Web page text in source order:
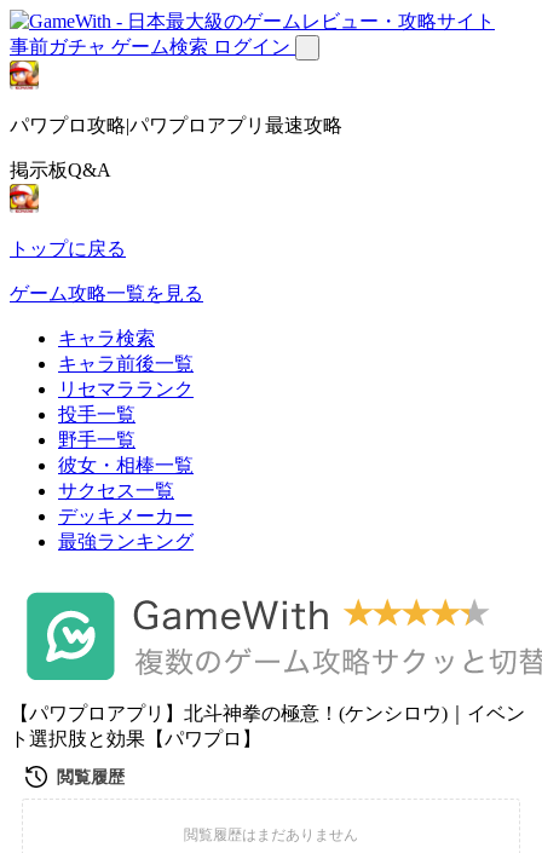
事前ガチャ ゲーム検索 ログイン
パワプロ攻略|パワプロアプリ最速攻略
掲示板Q&A
トップに戻る
ゲーム攻略一覧を見る
キャラ検索
キャラ前後一覧
リセマラランク
投手一覧
野手一覧
彼女・相棒一覧
サクセス一覧
デッキメーカー
最強ランキング
【パワプロアプリ】北斗神拳の極意！(ケンシロウ)｜イベン
ト選択肢と効果【パワプロ】